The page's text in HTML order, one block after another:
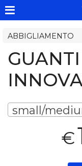
ABBIGLIAMENTO
small/
€